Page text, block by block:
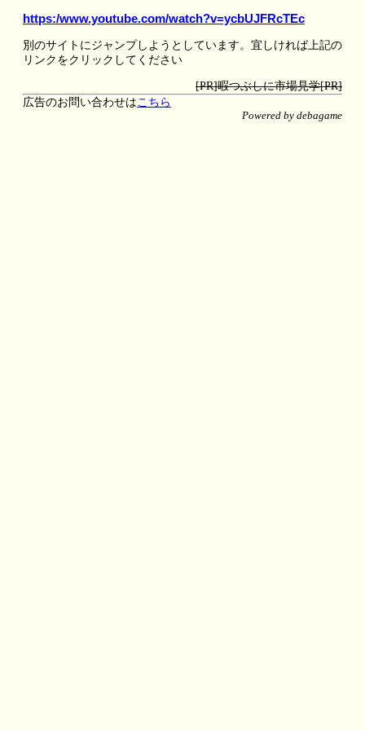
https:/www.youtube.com/watch?v=ycbUJFRcTEc
別のサイトにジャンプしようとしています。宜しければ上記の
リンクをクリックしてください
[PR]暇つぶしに市場見学[PR]
広告のお問い合わせはこちら
Powered by debagame